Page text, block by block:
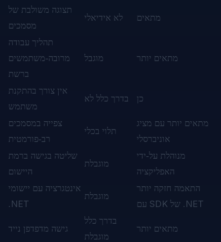
תצוגה משולבת של
מסמכים
לא אידיאלי מתאים
תהליך עבודה
מרובה‑משתמשים
ברשת
מוגבל מתאים יותר
אין צורך בהתקנת
משתמש
בדרך כלל לא כן
צפייה במסמכים
רב‑פורמטית
תלוי בכלי
מתאים יותר עם מציג
אוניברסלי
שליטה בגישה ברמת
היישום
מוגבלת
מנוהלת על‑ידי
האפליקציה
אינטגרציה עם יישומי
.NET
מוגבלת
התאמה חזקה יותר
עם SDK של .NET
גישה מדפדפן נייד
בדרך כלל
מוגבלת
מתאים יותר